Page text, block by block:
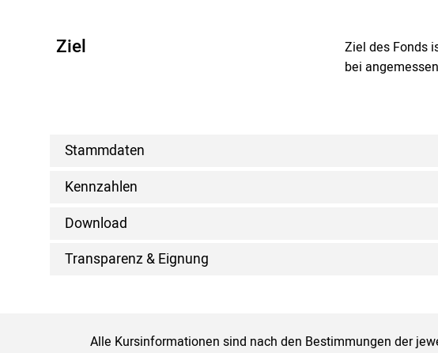
Ziel
Ziel des Fonds
bei
Stammdaten
Kennzahlen
Download
Transparenz & Eignung
Alle Kursinformationen sind nach den Bestimmungen der